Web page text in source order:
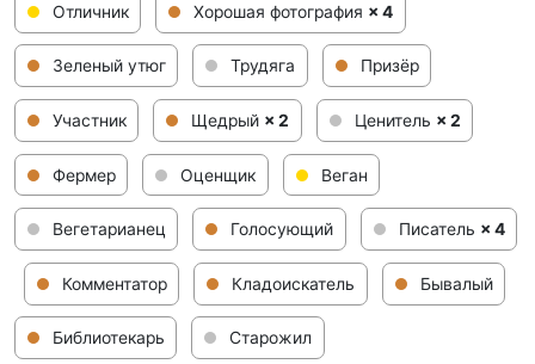
Отличник Хорошая фотография × 4
Зеленый утюг Трудяга Призёр
Участник Щедрый × 2 Ценитель × 2
Фермер Оценщик Веган
Вегетарианец Голосующий Писатель × 4
Комментатор Кладоискатель Бывалый
Библиотекарь Старожил